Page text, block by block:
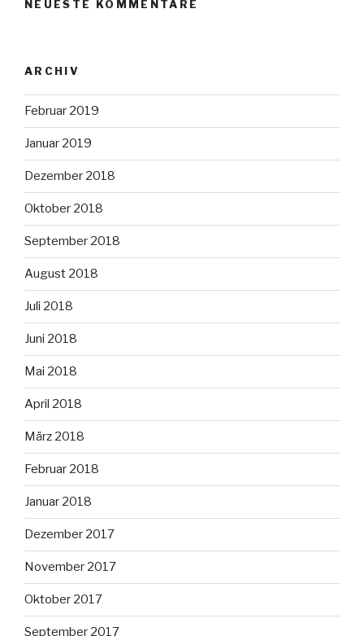
NEUESTE KOMMENTARE
ARCHIV
Februar 2019
Januar 2019
Dezember 2018
Oktober 2018
September 2018
August 2018
Juli 2018
Juni 2018
Mai 2018
April 2018
März 2018
Februar 2018
Januar 2018
Dezember 2017
November 2017
Oktober 2017
September 2017